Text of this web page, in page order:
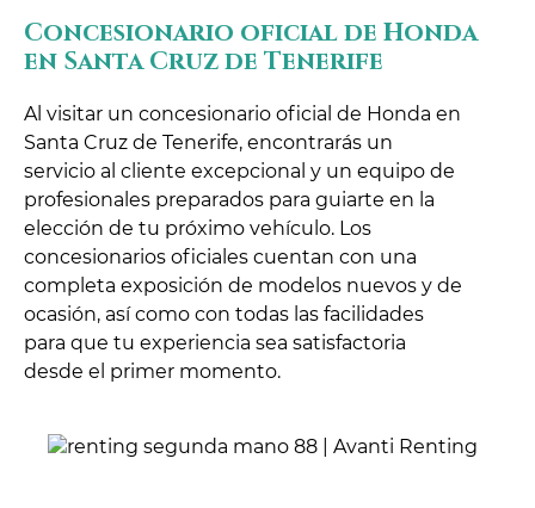
Concesionario oficial de Honda
en Santa Cruz de Tenerife
Al visitar un concesionario oficial de Honda en
Santa Cruz de Tenerife, encontrarás un
servicio al cliente excepcional y un equipo de
profesionales preparados para guiarte en la
elección de tu próximo vehículo. Los
concesionarios oficiales cuentan con una
completa exposición de modelos nuevos y de
ocasión, así como con todas las facilidades
para que tu experiencia sea satisfactoria
desde el primer momento.